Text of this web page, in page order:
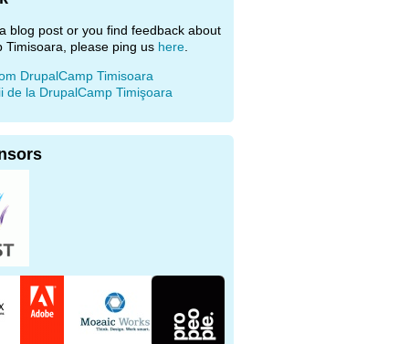
blog post or you find feedback about
Timisoara, please ping us here
DrupalCamp Timisoara
de la DrupalCamp Timişoara